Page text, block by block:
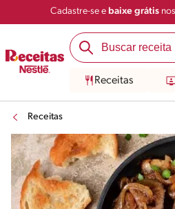
Cadastre-se e baixe grátis
Receitas
Receitas
Salvar